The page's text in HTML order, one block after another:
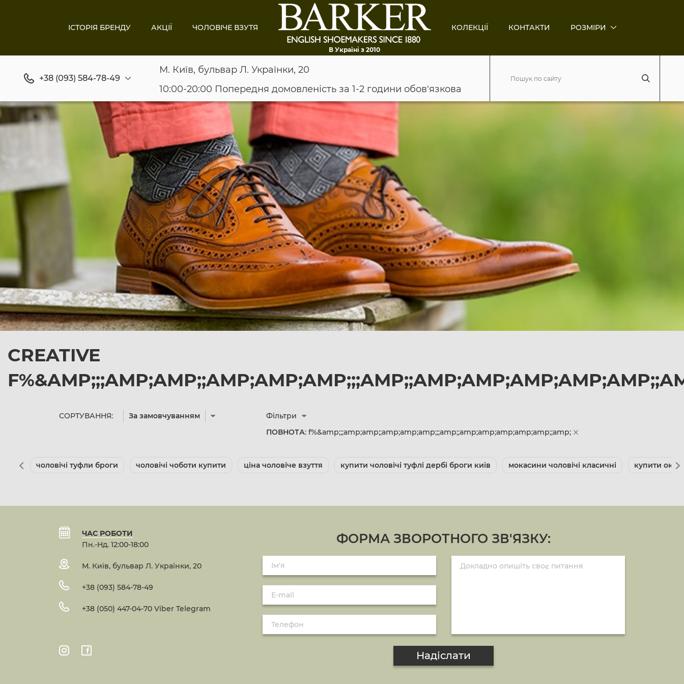
ІСТОРІЯ БРЕНДУ АКЦІЇ ЧОЛОВІЧЕ ВЗУТЯ
В Україні з 2010
КОЛЕКЦІЇ КОНТАКТИ РОЗМІРИ
+38 (093) 584-78-49
М. Київ, бульвар Л. Українки, 20
10:00-20:00 Попередня домовленість за 1-2 години обов'язкова
CREATIVE
СОРТУВАННЯ: За замовчуванням
Фільтри
ПОВНОТА: f%&amp;;;amp;amp;;amp;amp;amp;;;amp;;amp;amp;amp;amp;amp;;amp;
чоловічі туфли броги чоловічі чоботи купити ціна чоловіче взуття купити чоловічі туфлі дербі броги київ мокасини чоловічі класичні купити
ЧАС РОБОТИ
Пн.-Нд. 12:00-18:00
М. Київ, бульвар Л. Українки, 20
+38 (093) 584-78-49
+38 (050) 447-04-70 Viber Telegram
ФОРМА ЗВОРОТНОГО ЗВ'ЯЗКУ:
Надіслати